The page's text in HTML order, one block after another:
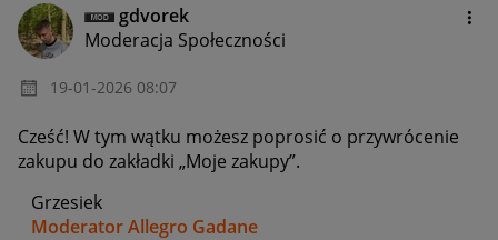
gdvorek
Moderacja Społeczności
‎19-01-2026 08:07
Cześć! W tym wątku możesz poprosić o przywrócenie
zakupu do zakładki „Moje zakupy”.
Grzesiek
Moderator Allegro Gadane